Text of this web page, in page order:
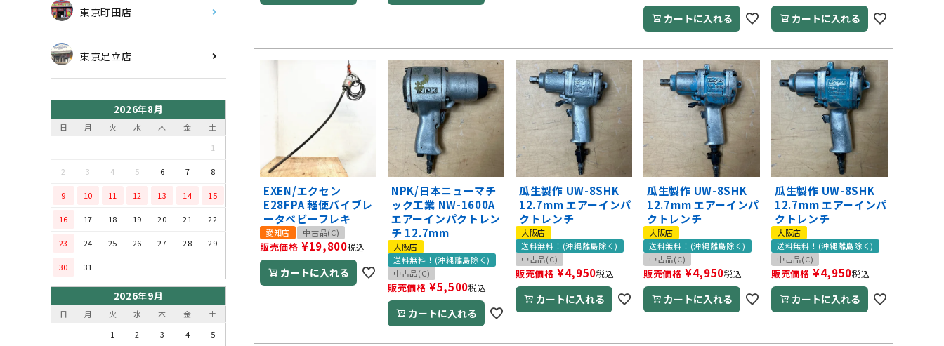
東京町田店
東京足立店
2026年8月
日 月 火 水 木 金
土
1
2 3 4 5 6 7 8
9 10 11 12 13 14 15
16 17 18 19 20 21 22
23 24 25 26 27 28 29
30 31
2026年9月
日 月 火 水 木 金
土
1
2 3 4 5
カートに入れる カートに入れる
EXEN/エクセン
E28FPA 軽便バイブレ
ータベビーフレキ
愛知店 中古品(C)
販売価格 ¥19,800税込
カートに入れる
NPK/日本ニューマチ
ック工業 NW-1600A
エアーインパクトレン
チ 12.7mm
大阪店
送料無料！(沖縄離島除く)
中古品(C)
販売価格 ¥5,500税込
カートに入れる
瓜生製作 UW-8SHK
12.7mm エアーインパ
クトレンチ
大阪店
送料無料！(沖縄離島除く)
中古品(C)
販売価格 ¥4,950税込
カートに入れる
瓜生製作 UW-8SHK
12.7mm エアーインパ
クトレンチ
大阪店
送料無料！(沖縄離島除く)
中古品(C)
販売価格 ¥4,950税込
カートに入れる
瓜生製作 UW-8SHK
12.7mm エアーインパ
クトレンチ
大阪店
送料無料！(沖縄離島除く)
中古品(C)
販売価格 ¥4,950税込
カートに入れる